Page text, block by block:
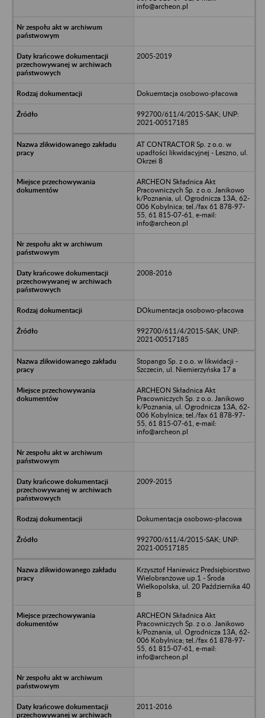
info@archeon.pl
2005-2019
Dokuemtacja osobowo-płacowa
992700/611/4/2015-SAK; UNP:
2021-00517185
AT CONTRACTOR Sp. z o.o. w
upadłości likwidacyjnej - Leszno, ul.
Okrzei 8
ARCHEON Składnica Akt
Pracowniczych Sp. z o.o. Janikowo
k/Poznania, ul. Ogrodnicza 13A, 62-
006 Kobylnica; tel./fax 61 878-97-
55, 61 815-07-61, e-mail:
info@archeon.pl
2008-2016
DOkumentacja osobowo-płacowa
992700/611/4/2015-SAK; UNP:
2021-00517185
Stopango Sp. z o.o. w likwidacji -
Szczecin, ul. Niemierzyńska 17 a
ARCHEON Składnica Akt
Pracowniczych Sp. z o.o. Janikowo
k/Poznania, ul. Ogrodnicza 13A, 62-
006 Kobylnica; tel./fax 61 878-97-
55, 61 815-07-61, e-mail:
info@archeon.pl
2009-2015
Dokumentacja osobowo-płacowa
992700/611/4/2015-SAK; UNP:
2021-00517185
Krzysztof Haniewicz Predsiębiorstwo
Wielobranżowe up.1 - Środa
Wielkopolska, ul. 20 Października 40
B
ARCHEON Składnica Akt
Pracowniczych Sp. z o.o. Janikowo
k/Poznania, ul. Ogrodnicza 13A, 62-
006 Kobylnica; tel./fax 61 878-97-
55, 61 815-07-61, e-mail:
info@archeon.pl
2011-2016